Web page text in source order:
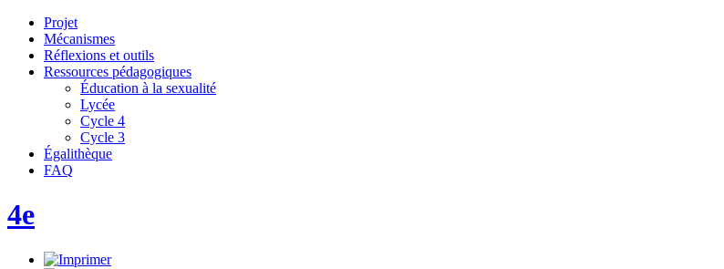
Projet
Mécanismes
Réflexions et outils
Ressources pédagogiques
Éducation à la sexualité
Lycée
Cycle 4
Cycle 3
Égalithèque
FAQ
4e